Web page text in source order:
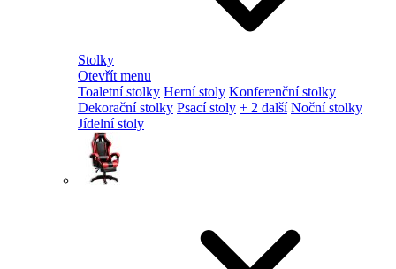
Stolky
Otevřít menu
Toaletní stolky Herní stoly Konferenční stolky
Dekorační stolky Psací stoly + 2 další Noční stolky
Jídelní stoly